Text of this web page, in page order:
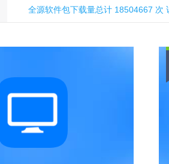
全源软件包下载量总计 18504667 次